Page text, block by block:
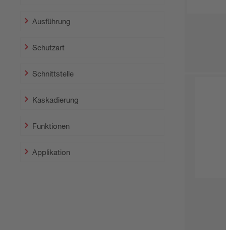
Ausführung
Schutzart
Schnittstelle
Kaskadierung
Funktionen
Applikation